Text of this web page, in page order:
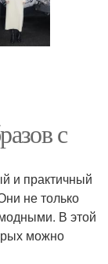
с
и практичный
не только
В этой
можно